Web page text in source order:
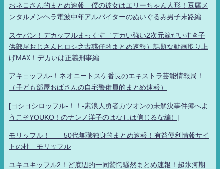
おネコさん的まとめ速報 僕の彼女はエリーちゃん人形！豆腐メ
ンタルメンヘラ電波中年アルバイターのぬいぐるみ男子末路編
スケバン！デカッフルまっくす（デカい強い2次元嫁だいすき子
供部屋おじさんヒロシ之古惑仔的まとめ速報）話題な動画取り上
げMAX！デカいは正義刑事編
アキヨッフル-！ネオニートスケ番長のエキストラ芸能情報局！
（子ども部屋おばさんの自宅警備員的まとめ速報）
[ヨシヨシロッフル-！！-素浪人勇者カツオンの未解決事件簿へよ
うこそYOUKO！のナンノ洋子のはなしは信じるな編）]
モリッフル！ 50代無職独身的まとめ速報！有益便利情報サイ
トの杜 モリッフル
ユキユキッフル2！ど底辺的一同驚愕騒然まとめ速報！超氷河期